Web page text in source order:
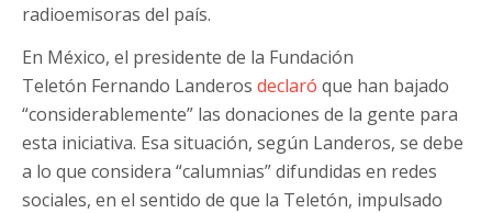
radioemisoras del país.
En México, el presidente de la Fundación
Teletón Fernando Landeros declaró que han bajado
“considerablemente” las donaciones de la gente para
esta iniciativa. Esa situación, según Landeros, se debe
a lo que considera “calumnias” difundidas en redes
sociales, en el sentido de que la Teletón, impulsado